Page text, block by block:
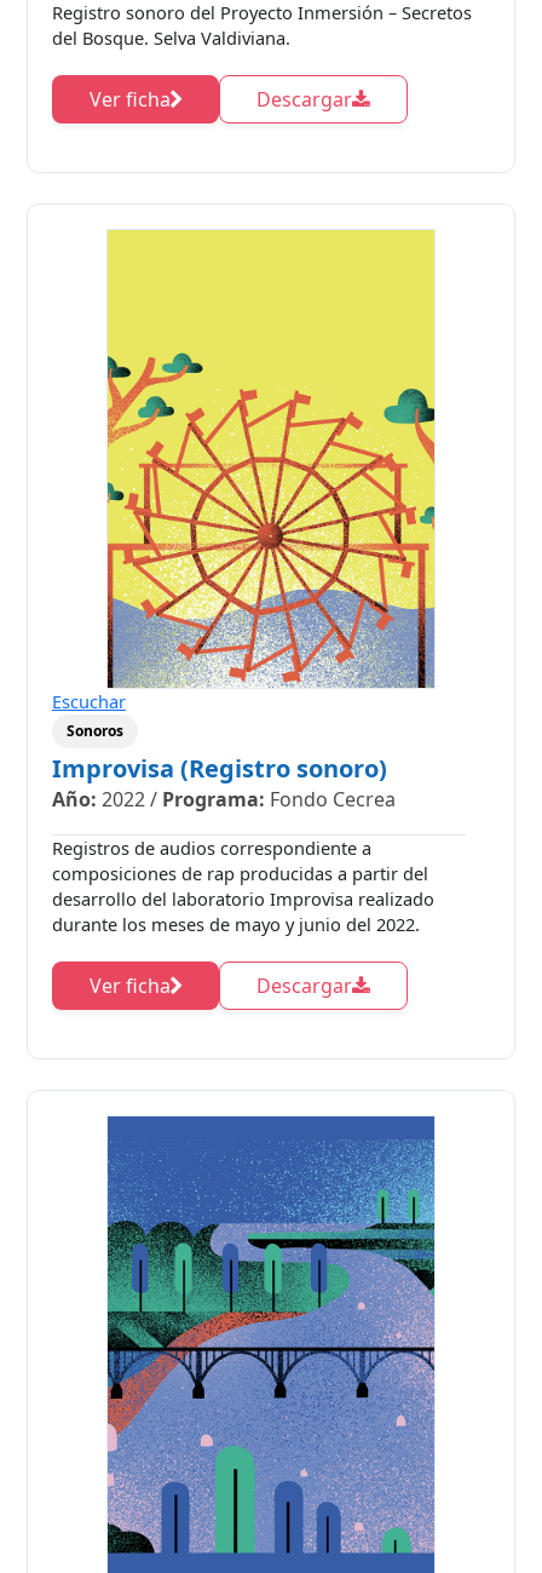
Registro sonoro del Proyecto Inmersión – Secretos
del Bosque. Selva Valdiviana.
Ver ficha Descargar
Escuchar
Sonoros
Improvisa (Registro sonoro)
Año: 2022/ Programa: Fondo Cecrea
Registros de audios correspondiente a
composiciones de rap producidas a partir del
desarrollo del laboratorio Improvisa realizado
durante los meses de mayo y junio del 2022.
Ver ficha Descargar